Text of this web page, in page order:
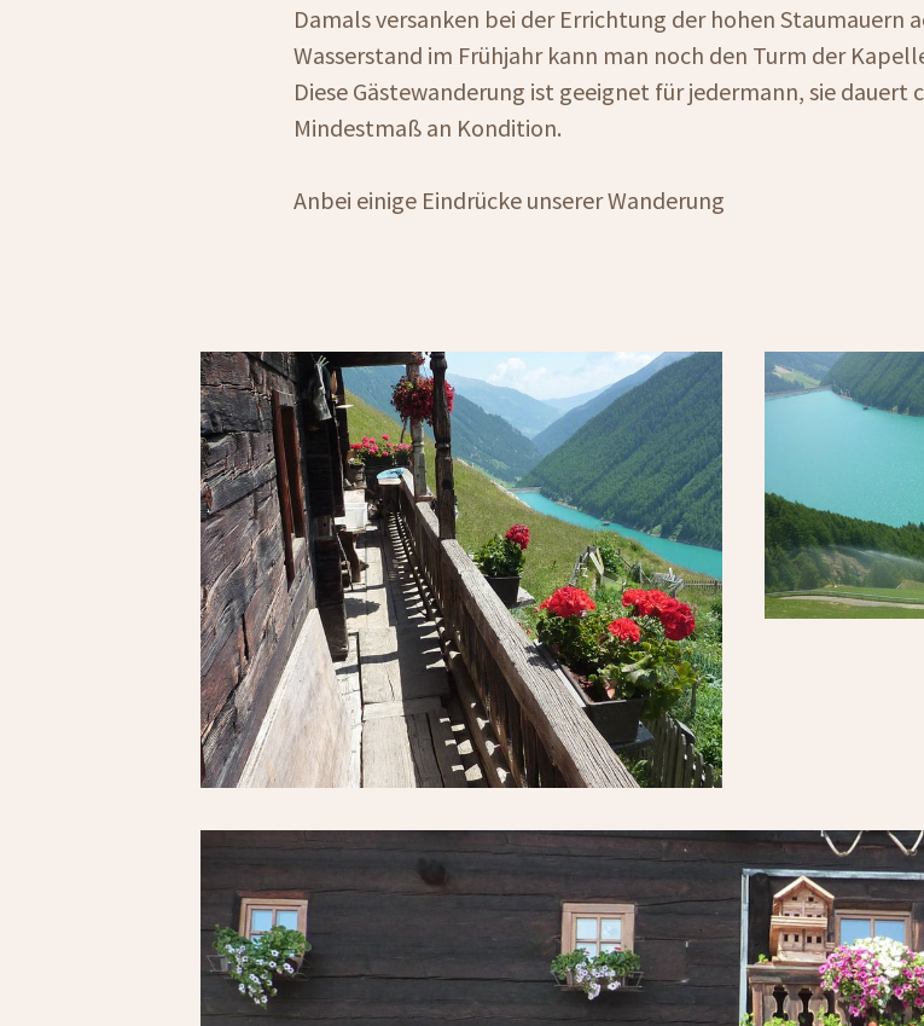
Damals versanken bei der Errichtung der hohen Staumauern
Wasserstand im Frühjahr kann man noch den Turm der
Diese Gästewanderung ist geeignet für jedermann, sie dauert
Mindestmaß an Kondition.
Anbei einige Eindrücke unserer Wanderung